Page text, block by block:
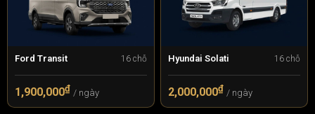
Ford Transit 16 chỗ
1,900,000₫ / ngày
Hyundai Solati 16 chỗ
2,000,000₫ / ngày